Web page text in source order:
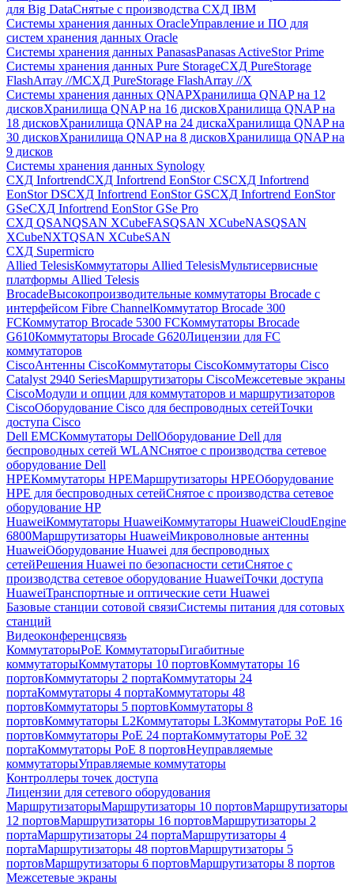
для Big DataСнятые с производства СХД IBM
Системы хранения данных OracleУправление и ПО для
систем хранения данных Oracle
Системы хранения данных PanasasPanasas ActiveStor Prime
Системы хранения данных Pure StorageСХД PureStorage
FlashArray //MСХД PureStorage FlashArray //X
Системы хранения данных QNAPХранилища QNAP на 12
дисковХранилища QNAP на 16 дисковХранилища QNAP на
18 дисковХранилища QNAP на 24 дискаХранилища QNAP на
30 дисковХранилища QNAP на 8 дисковХранилища QNAP на
9 дисков
Системы хранения данных Synology
СХД InfortrendСХД Infortrend EonStor CSСХД Infortrend
EonStor DSСХД Infortrend EonStor GSСХД Infortrend EonStor
GSeСХД Infortrend EonStor GSe Pro
СХД QSANQSAN XCubeFASQSAN XCubeNASQSAN
XCubeNXTQSAN XCubeSAN
СХД Supermicro
Allied TelesisКоммутаторы Allied TelesisМультисервисные
платформы Allied Telesis
BrocadeВысокопроизводительные коммутаторы Brocade с
интерфейсом Fibre ChannelКоммутатор Brocade 300
FCКоммутатор Brocade 5300 FCКоммутаторы Brocade
G610Коммутаторы Brocade G620Лицензии для FC
коммутаторов
CiscoАнтенны CiscoКоммутаторы CiscoКоммутаторы Cisco
Catalyst 2940 SeriesМаршрутизаторы CiscoМежсетевые экраны
CiscoМодули и опции для коммутаторов и маршрутизаторов
CiscoОборудование Cisco для беспроводных сетейТочки
доступа Cisco
Dell EMCКоммутаторы DellОборудование Dell для
беспроводных сетей WLANСнятое с производства сетевое
оборудование Dell
HPEКоммутаторы HPEМаршрутизаторы HPEОборудование
HPE для беспроводных сетейСнятое с производства сетевое
оборудование HP
HuaweiКоммутаторы HuaweiКоммутаторы HuaweiCloudEngine
6800Маршрутизаторы HuaweiМикроволновые антенны
HuaweiОборудование Huawei для беспроводных
сетейРешения Huawei по безопасности сетиСнятое с
производства сетевое оборудование HuaweiТочки доступа
HuaweiТранспортные и оптические сети Huawei
Базовые станции сотовой связиСистемы питания для сотовых
станций
Видеоконференцсвязь
КоммутаторыPoE КоммутаторыГигабитные
коммутаторыКоммутаторы 10 портовКоммутаторы 16
портовКоммутаторы 2 портаКоммутаторы 24
портаКоммутаторы 4 портаКоммутаторы 48
портовКоммутаторы 5 портовКоммутаторы 8
портовКоммутаторы L2Коммутаторы L3Коммутаторы PoE 16
портовКоммутаторы PoE 24 портаКоммутаторы PoE 32
портаКоммутаторы PoE 8 портовНеуправляемые
коммутаторыУправляемые коммутаторы
Контроллеры точек доступа
Лицензии для сетевого оборудования
МаршрутизаторыМаршрутизаторы 10 портовМаршрутизаторы
12 портовМаршрутизаторы 16 портовМаршрутизаторы 2
портаМаршрутизаторы 24 портаМаршрутизаторы 4
портаМаршрутизаторы 48 портовМаршрутизаторы 5
портовМаршрутизаторы 6 портовМаршрутизаторы 8 портов
Межсетевые экраны